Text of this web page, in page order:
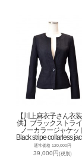
【川上麻衣子さん衣
供】ブラックストラ
ノーカラージャケッ
Black stripe collarless
通常価格 120,000円
39,000円(税別)